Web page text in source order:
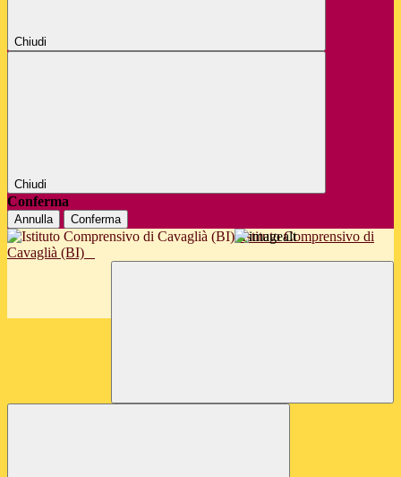
Chiudi
Chiudi
Conferma
Annulla Conferma
Istituto Comprensivo di
Cavaglià (BI)